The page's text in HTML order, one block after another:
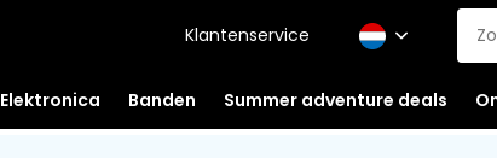
Klantenservice
Elektronica Banden Summer adventure deals